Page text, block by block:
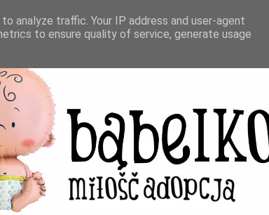
analyze traffic. Your IP address and user-agent
to ensure quality of service, generate usage